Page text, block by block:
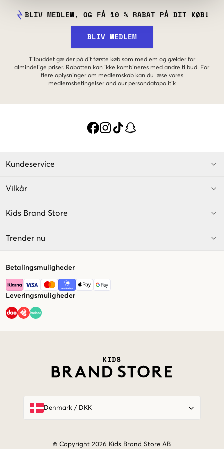
BLIV MEDLEM, OG FÅ 10 % RABAT PÅ DIT KØB!
BLIV MEDLEM
Tilbuddet gælder på dit første køb som medlem og gælder for
almindelige priser. Rabatten kan ikke kombineres med andre tilbud. For
flere oplysninger om medlemskab kan du læse vores
medlemsbetingelser and our persondatapolitik
Kundeservice
Vilkår
Kids Brand Store
Trender nu
Betalingsmuligheder
Leveringsmuligheder
Denmark/ DKK
© Copyright 2026 Kids Brand Store AB